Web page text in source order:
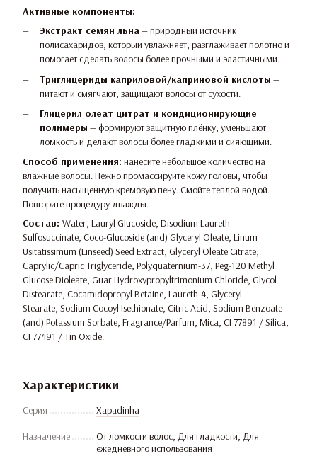
Активные компоненты:
Экстракт семян льна— природный источник
полисахаридов, который увлажняет, разглаживает полотно и
помогает сделать волосы более прочными и эластичными.
Триглицериды каприловой/каприновой кислоты —
питают и смягчают, защищают волосы от сухости.
Глицерил олеат цитрат и кондиционирующие
полимеры — формируют защитную плёнку, уменьшают
ломкость и делают волосы более гладкими и сияющими.
Способ применения: нанесите небольшое количество на
влажные волосы. Нежно промассируйте кожу головы, чтобы
получить насыщенную кремовую пену. Смойте теплой водой.
Повторите процедуру дважды.
Состав: Water, Lauryl Glucoside, Disodium Laureth
Sulfosuccinate, Coco-Glucoside (and) Glyceryl Oleate, Linum
Usitatissimum (Linseed) Seed Extract, Glyceryl Oleate Citrate,
Caprylic/Capric Triglyceride, Polyquaternium-37, Peg-120 Methyl
Glucose Dioleate, Guar Hydroxypropyltrimonium Chloride, Glycol
Distearate, Cocamidopropyl Betaine, Laureth-4, Glyceryl
Stearate, Sodium Cocoyl Isethionate, Citric Acid, Sodium Benzoate
(and) Potassium Sorbate, Fragrance/Parfum, Mica, CI 77891 / Silica,
CI 77491 / Tin Oxide.
Характеристики
Серия Xapadinha
Назначение
От ломкости волос, Для гладкости, Для
ежедневного использования